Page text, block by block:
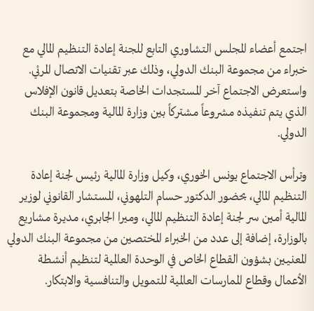
اجتمع أعضاء المجلس التشاوري التابع للجنة إعادة التنظيم المالي مع
خبراء من مجموعة البنك الدولي، وذلك عبر تقنيات الاتصال المرئي.
واستعرض الاجتماع آخر المستجدات الخاصة بتعديل قانون الإفلاس
الذي يتم تنفيذه مشروعاً مشتركاً بين وزارة المالية ومجموعة البنك
الدولي.
وترأس الاجتماع يونس الخوري، وكيل وزارة المالية رئيس لجنة إعادة
التنظيم المالي، بحضور الدكتور حسام التلهوني، المستشار القانوني لوزير
المالية أمين سر لجنة إعادة التنظيم المالي، وميرا الجابري، مديرة مشاريع
بالوزارة، إضافة إلى عدد من الخبراء المختصين من مجموعة البنك الدولي
المعنيين بشؤون القطاع الخاص في الوحدة العالمية لتنظيم أنشطة
الأعمال وقطاع الممارسات العالمية للتمويل والتنافسية والابتكار.